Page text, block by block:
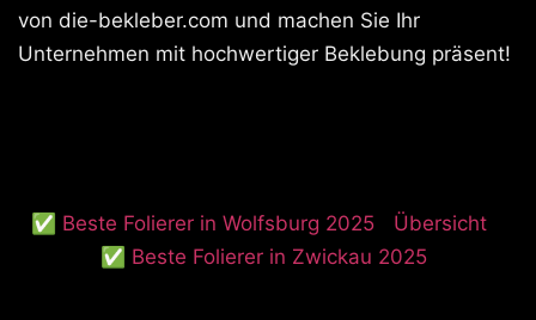
von die-bekleber.com und machen Sie Ihr
Unternehmen mit hochwertiger Beklebung präsent!
✅ Beste Folierer in Wolfsburg 2025
Übersicht
✅ Beste Folierer in Zwickau 2025